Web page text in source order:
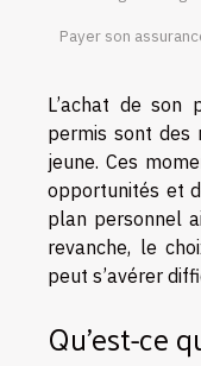
Payer son
L’achat de son
permis sont des
jeune. Ces
opportunités et
plan personnel
revanche, le
peut s’avérer
Qu’est-ce